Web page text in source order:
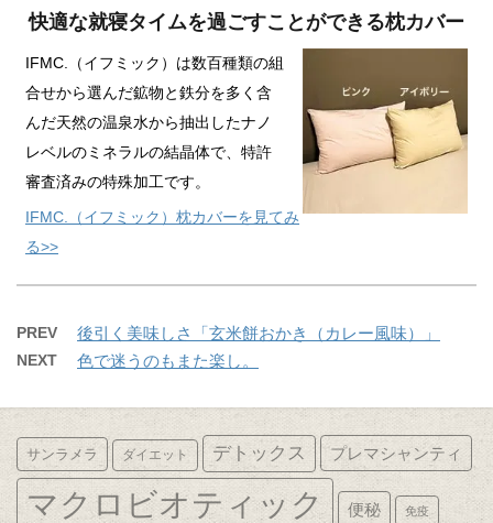
快適な就寝タイムを過ごすことができる枕カバー
IFMC.（イフミック）は数百種類の組
合せから選んだ鉱物と鉄分を多く含
んだ天然の温泉水から抽出したナノ
レベルのミネラルの結晶体で、特許
審査済みの特殊加工です。
IFMC.（イフミック）枕カバーを見てみ
る>>
PREV 後引く美味しさ「玄米餅おかき（カレー風味）」
NEXT 色で迷うのもまた楽し。
サンラメラ ダイエット デトックス プレマシャンティ
マクロビオティック 便秘 免疫